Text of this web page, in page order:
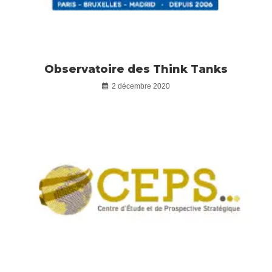
Observatoire des Think Tanks
2 décembre 2020